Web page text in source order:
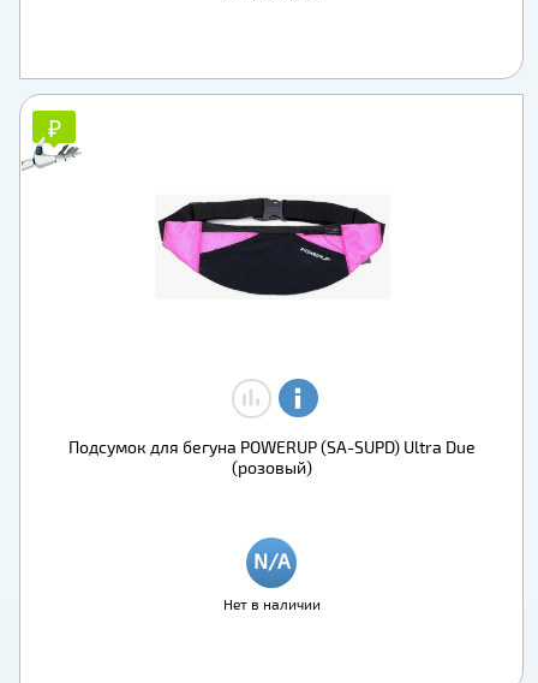
₽
₽
Подсумок для бегуна POWERUP (SA-SUPD) Ultra Due
(розовый)
Нет в наличии